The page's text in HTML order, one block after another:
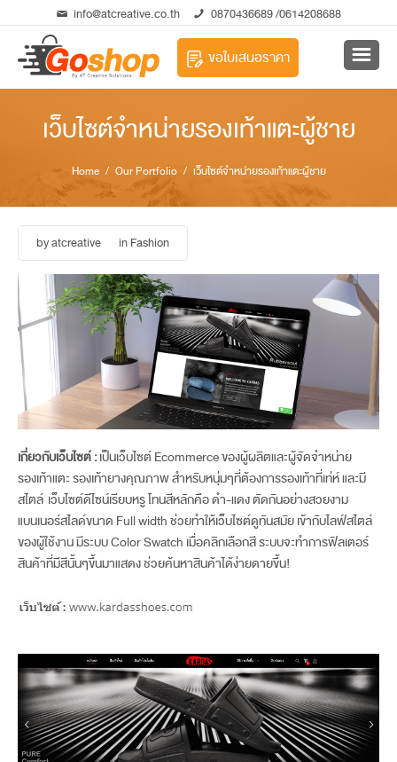
info@atcreative.co.th 0870436689/0614208688
ขอใบเสนอราคา
เว็บไซต์จำหน่ายรองเท้าแตะผู้ชาย
Home/ Our Portfolio / เว็บไซต์จำหน่ายรองเท้าแตะผู้ชาย
byatcreative inFashion
เกี่ยวกับเว็บไซต์ :เป็นเว็บไซต์ Ecommerce ของผู้ผลิตและผู้จัดจำหน่าย
รองเท้าแตะ รองเท้ายางคุณภาพ สำหรับหนุ่มๆที่ต้องการรองเท้าที่เท่ห์ และมี
สไตล์ เว็บไซต์ดีไซน์เรียบหรู โทนสีหลักคือ ดำ-แดง ตัดกันอย่างสวยงาม
แบนเนอร์สไลด์ขนาด Full width ช่วยทำให้เว็บไซต์ดูทันสมัย เข้ากับไลฟ์สไตล์
ของผู้ใช้งาน มีระบบ Color Swatch เมื่อคลิกเลือกสี ระบบจะทำการฟิลเตอร์
สินค้าที่มีสีนั้นๆขึ้นมาแสดง ช่วยค้นหาสินค้าได้ง่ายดายขึ้น!